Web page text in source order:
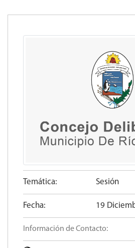
Temática: Sesión
Fecha: 19
Información de Contacto: